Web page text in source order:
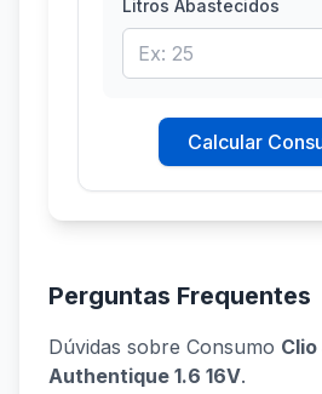
Litros Abastecidos
Calcular
Perguntas Frequentes
Dúvidas sobre Consumo
Authentique 1.6 16V.